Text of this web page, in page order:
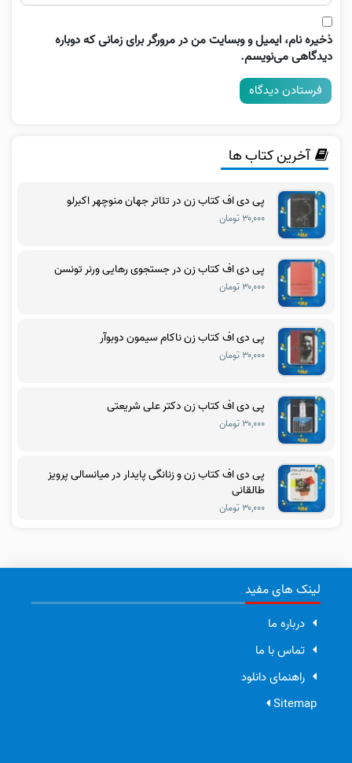
ذخیره نام، ایمیل و وبسایت من در مرورگر برای زمانی که دوباره
دیدگاهی می‌نویسم.
آخرین کتاب ها
پی دی اف کتاب زن در تئاتر جهان منوچهر اکبرلو
۳۰,۰۰۰ تومان
پی دی اف کتاب زن در جستجوی رهایی ورنر تونسن
۳۰,۰۰۰ تومان
پی دی اف کتاب زن ناکام سیمون دوبوآر
۳۰,۰۰۰ تومان
پی دی اف کتاب زن دکتر علی شریعتی
۳۰,۰۰۰ تومان
پی دی اف کتاب زن و زنانگی پایدار در میانسالی پرویز
طالقانی
۳۰,۰۰۰ تومان
لینک های مفید
درباره ما
تماس با ما
راهنمای دانلود
Sitemap